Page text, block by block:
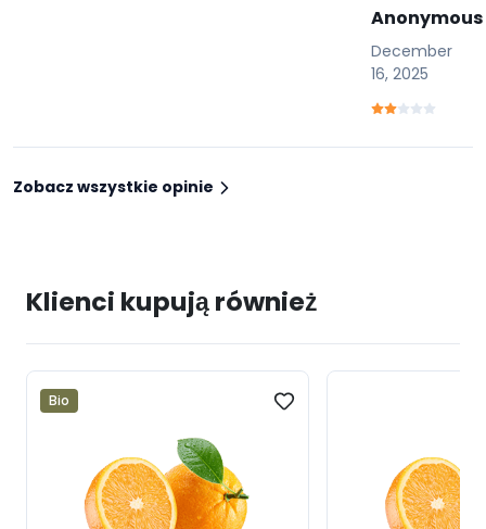
Anonymous
December
16, 2025
Zobacz wszystkie opinie
Klienci kupują również
Bio